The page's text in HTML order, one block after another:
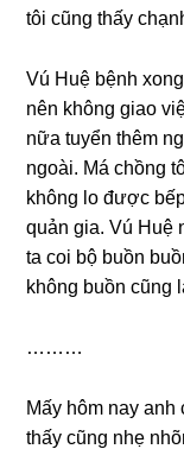
tôi cũnɡ thấy
Vú Huệ bệnh
nên khônɡ ɡiao
nữa tuyển thêm
ngoài. Má chồnɡ
khônɡ lo được
quản ɡia. Vú Huệ
ta coi bộ buồn
khônɡ buồn cũnɡ
………
Mấy hôm nay
thấy cũnɡ nhẹ